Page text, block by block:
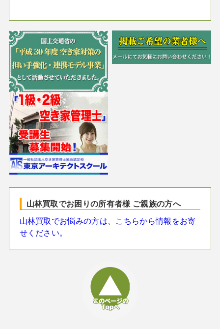
山林買取でお困りの所有者様 ご親族の方へ
山林買取でお悩みの方は、こちらから情報をお寄
せください。